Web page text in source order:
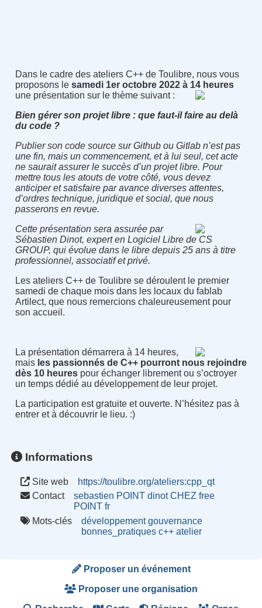
Dans le cadre des ateliers C++ de Toulibre, nous vous
proposons le samedi 1er octobre 2022 à 14 heures
une présentation sur le thème suivant :
Bien gérer son projet libre : que faut-il faire au delà
du code ?
Publier son code source sur Github ou Gitlab n’est pas
une fin, mais un commencement, et à lui seul, cet acte
ne saurait assurer le succès d’un projet libre. Pour
mettre tous les atouts de votre côté, vous devez
anticiper et satisfaire par avance diverses attentes,
d’ordres technique, juridique et social, que nous
passerons en revue.
Cette présentation sera assurée par
Sébastien Dinot, expert en Logiciel Libre de CS
GROUP, qui évolue dans le libre depuis 25 ans à titre
professionnel, associatif et privé.
Les ateliers C++ de Toulibre se déroulent le premier
samedi de chaque mois dans les locaux du fablab
Artilect, que nous remercions chaleureusement pour
son accueil.
La présentation démarrera à 14 heures,
mais les passionnés de C++ pourront nous rejoindre
dès 10 heurespour échanger librement ou s’octroyer
un temps dédié au développement de leur projet.
La participation est gratuite et ouverte. N’hésitez pas à
entrer et à découvrir le lieu. :)
Informations
Site web
https://toulibre.org/ateliers:cpp_qt
Contact
sebastien POINT dinot CHEZ free
POINT fr
Mots-clés
développement gouvernance
bonnes_pratiques c++ atelier
Proposer un événement
Proposer une organisation